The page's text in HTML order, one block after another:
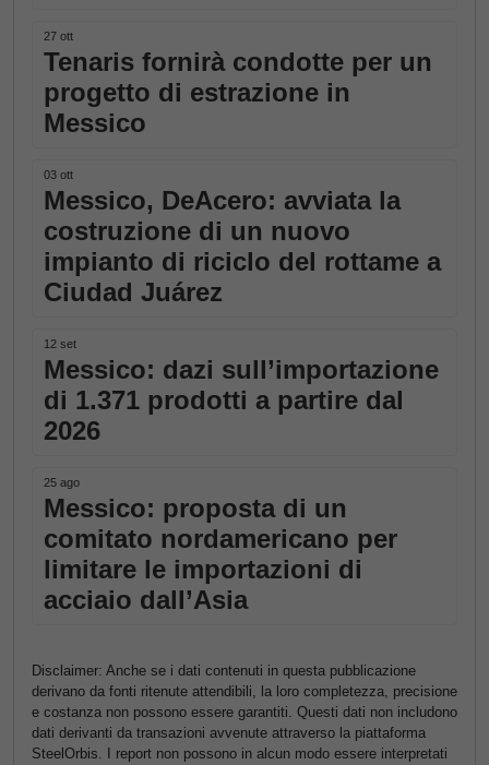
27 ott
Tenaris fornirà condotte per un
progetto di estrazione in
Messico
03 ott
Messico, DeAcero: avviata la
costruzione di un nuovo
impianto di riciclo del rottame a
Ciudad Juárez
12 set
Messico: dazi sull’importazione
di 1.371 prodotti a partire dal
2026
25 ago
Messico: proposta di un
comitato nordamericano per
limitare le importazioni di
acciaio dall’Asia
Disclaimer: Anche se i dati contenuti in questa pubblicazione
derivano da fonti ritenute attendibili, la loro completezza, precisione
e costanza non possono essere garantiti. Questi dati non includono
dati derivanti da transazioni avvenute attraverso la piattaforma
SteelOrbis. I report non possono in alcun modo essere interpretati